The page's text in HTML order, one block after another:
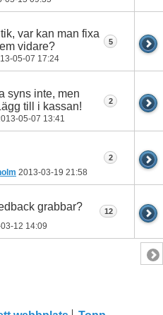
var kan man fixa
vidare?
05-07 17:24
5
syns inte, men
till i kassan!
05-07 13:41
2
2013-03-19 21:58
2
grabbar?
12 14:09
12